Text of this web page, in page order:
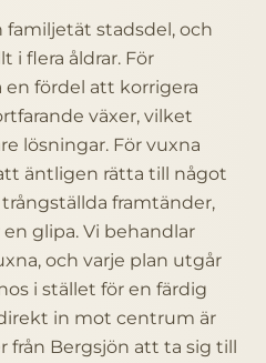
familjetät stadsdel, och
i flera åldrar. För
fördel att korrigera
växer, vilket
lösningar. För vuxna
äntligen rätta till något
framtänder,
glipa. Vi behandlar
och varje plan utgår
i stället för en färdig
in mot centrum är
från Bergsjön att ta sig till